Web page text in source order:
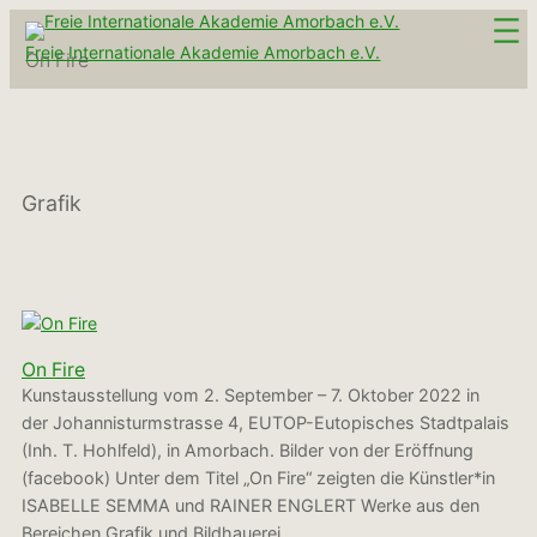
Zum
Inhalt
springen
On Fire
Freie Internationale Akademie Amorbach e.V.
Grafik
On Fire
Kunstausstellung vom 2. September – 7. Oktober 2022 in
der Johannisturmstrasse 4, EUTOP-Eutopisches Stadtpalais
(Inh. T. Hohlfeld), in Amorbach. Bilder von der Eröffnung
(facebook) Unter dem Titel „On Fire“ zeigten die Künstler*in
ISABELLE SEMMA und RAINER ENGLERT Werke aus den
Bereichen Grafik und Bildhauerei.